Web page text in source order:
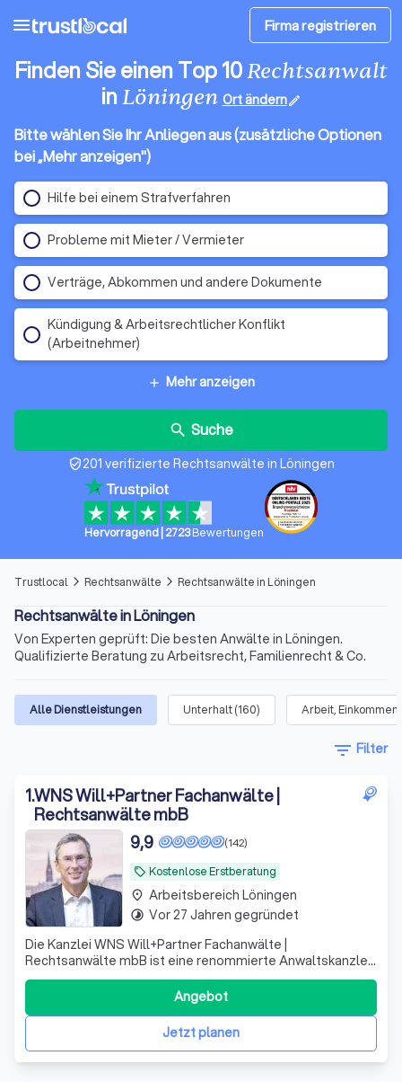
menu Firma registrieren
Finden Sie einen Top 10Rechtsanwalt
inLöningen Ort ändernedit
Bitte wählen Sie Ihr Anliegen aus (zusätzliche Optionen
bei „Mehr anzeigen")
Hilfe bei einem Strafverfahren
Probleme mit Mieter / Vermieter
Verträge, Abkommen und andere Dokumente
Kündigung & Arbeitsrechtlicher Konflikt
(Arbeitnehmer)
add Mehr anzeigen
search Suche
verified_user201 verifizierte Rechtsanwälte in Löningen
Hervorragend| 2723 Bewertungen
Trustlocal arrow_forward_ios Rechtsanwälte arrow_forward_ios Rechtsanwälte in Löningen
Rechtsanwälte in Löningen
Von Experten geprüft: Die besten Anwälte in Löningen.
Qualifizierte Beratung zu Arbeitsrecht, Familienrecht & Co.
Alle Dienstleistungen Unterhalt(160) Arbeit,
filter_list Filter
1.WNS Will+Partner Fachanwälte |
Rechtsanwälte mbB
local_offer Kostenlose Erstberatung
(142)
9,9
Die Kanzlei WNS Will+Partner Fachanwälte |
Rechtsanwälte mbB ist eine renommierte Anwaltskanzlei,
deren Berufsträger sich auf verschiedene Rechtsgebiete
spezialisiert haben, die sie zu Ihrem Nutzen bündeln.
Unsere erfahrenen Anwälte, Herr Andreas Will, Herr
Gordon Neumann und Herr Dr. Frank Andresen
Jetzt planen
Angebot
place Arbeitsbereich Löningen
timelapse Vor 27 Jahren gegründet